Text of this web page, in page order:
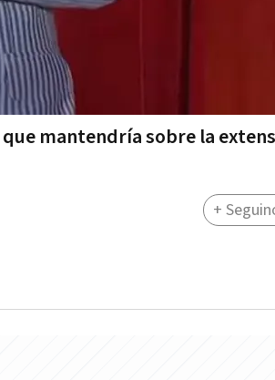
mantendría sobre la
+